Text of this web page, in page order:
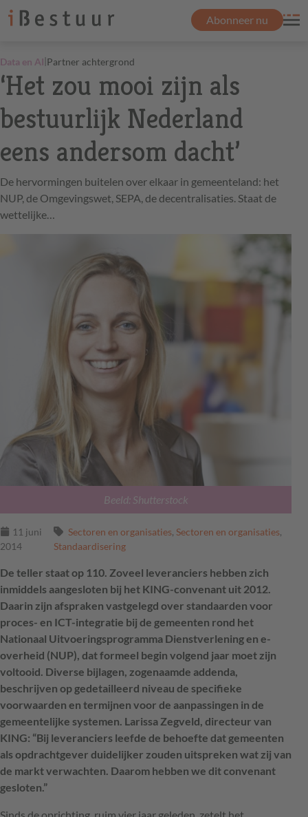
Abonneer nu
Data en AI|Partner achtergrond
‘Het zou mooi zijn als
bestuurlijk Nederland
eens andersom dacht’
De hervormingen buitelen over elkaar in gemeenteland: het
NUP, de Omgevingswet, SEPA, de decentralisaties. Staat de
wettelijke…
Beeld: Shutterstock
11 juni
2014
Sectoren en organisaties, Sectoren en organisaties,
Standaardisering
De teller staat op 110. Zoveel leveranciers hebben zich
inmiddels aangesloten bij het KING-convenant uit 2012.
Daarin zijn afspraken vastgelegd over standaarden voor
proces- en ICT-integratie bij de gemeenten rond het
Nationaal Uitvoeringsprogramma Dienstverlening en e-
overheid (NUP), dat formeel begin volgend jaar moet zijn
voltooid. Diverse bijlagen, zogenaamde addenda,
beschrijven op gedetailleerd niveau de specifieke
voorwaarden en termijnen voor de aanpassingen in de
gemeentelijke systemen. Larissa Zegveld, directeur van
KING: “Bij leveranciers leefde de behoefte dat gemeenten
als opdrachtgever duidelijker zouden uitspreken wat zij van
de markt verwachten. Daarom hebben we dit convenant
gesloten.”